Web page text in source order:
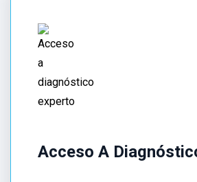
para
quienes
buscan
a
Los
en
Acceso A